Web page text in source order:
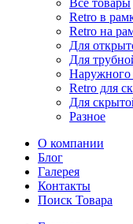
Все товары
Retro в
Retro на
Для
Для
Наружного
Retro для
Для
Разное
О компании
Блог
Галерея
Контакты
Поиск Товара